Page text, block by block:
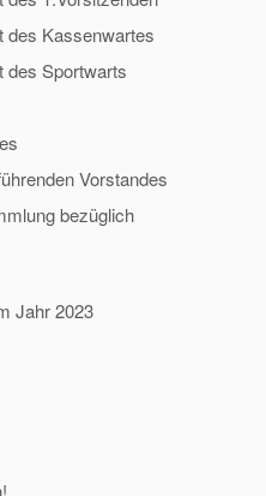
Vorstandes
bezüglich
Jahr 2023